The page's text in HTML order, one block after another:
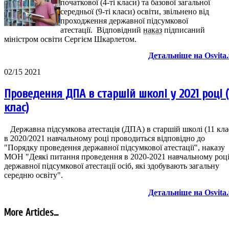
початкової (4-ті класи) та базової загальної
середньої (9-ті класи) освіти, звільнено від
проходження державної підсумкової
атестації. Відповідний наказ підписаний
міністром освіти Сергієм Шкарлетом.
Детальніше на
02/15 2021
Проведення ДПА в старшій школі у 2021 році
клас)
Державна підсумкова атестація (ДПА) в старшій школі (11
в 2020/2021 навчальному році проводиться відповідно до
"Порядку проведення державної підсумкової атестації", наказу
МОН "Деякі питання проведення в 2020-2021 навчальному році
державної підсумкової атестації осіб, які здобувають загальну
середню освіту".
Детальніше на
More Articles...